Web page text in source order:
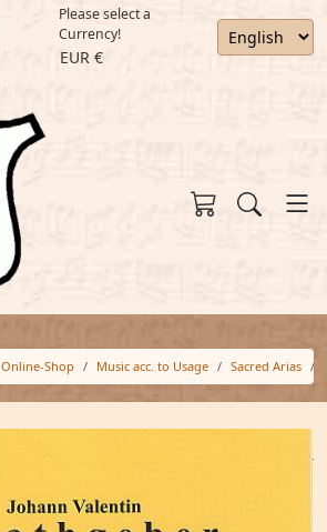
Please select a
Currency!
EUR €
Online-Shop Music acc. to Usage Sacred Arias